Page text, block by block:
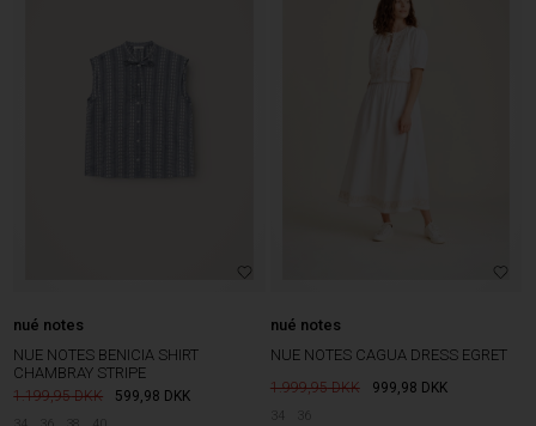
nué notes
NUE NOTES BENICIA SHIRT
CHAMBRAY STRIPE
1.199,95 599,98 DKK
nué notes
NUE NOTES CAGUA DRESS EGRET
1.999,95 999,98 DKK
34 36